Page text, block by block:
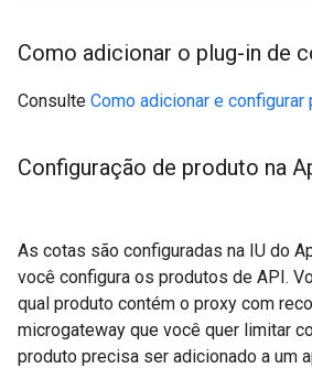
Como adicionar o plug-in de
Consulte Como adicionar e configurar
Configuração de produto na
As cotas são configuradas na IU do
você configura os produtos de API.
qual produto contém o proxy com
microgateway que você quer limitar
produto precisa ser adicionado a um